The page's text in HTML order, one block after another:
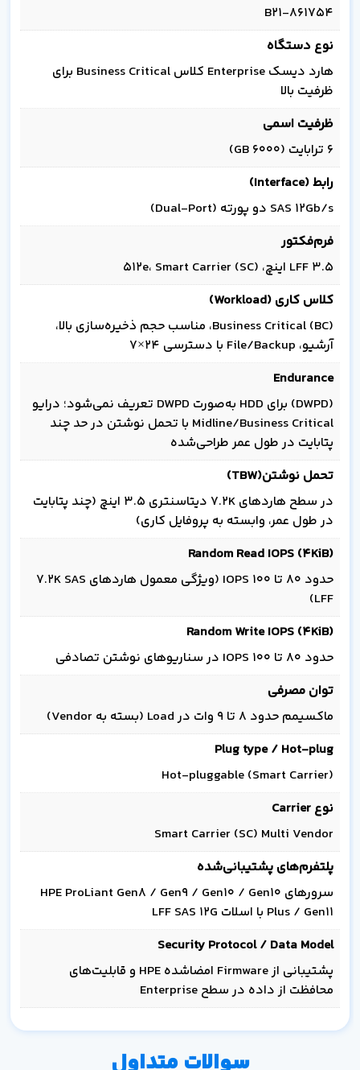
861754-B21
نوع دستگاه
هارد دیسک Enterprise کلاس Business Critical برای
ظرفیت بالا
ظرفیت اسمی
6 ترابایت (6000 GB)
رابط (Interface)
SAS 12Gb/s دو پورته (Dual-Port)
فرم‌فکتور
LFF 3.5 اینچ، 512e، Smart Carrier (SC)
کلاس کاری (Workload)
Business Critical (BC)، مناسب حجم ذخیره‌سازی بالا،
آرشیو، File/Backup با دسترسی 24×7
Endurance
(DWPD) برای HDD به‌صورت DWPD تعریف نمی‌شود؛ درایو
Midline/Business Critical با تحمل نوشتن در حد چند
پتابایت در طول عمر طراحی‌شده
تحمل نوشتن(TBW)
در سطح هاردهای 7.2K دیتاسنتری 3.5 اینچ (چند پتابایت
در طول عمر، وابسته به پروفایل کاری)
Random Read IOPS (4KiB)
حدود 80 تا 100 IOPS (ویژگی معمول هاردهای 7.2K SAS
LFF)
Random Write IOPS (4KiB)
حدود 80 تا 100 IOPS در سناریوهای نوشتن تصادفی
توان مصرفی
ماکسیمم حدود 8 تا 9 وات در Load (بسته به Vendor)
Plug type / Hot-plug
Hot-pluggable (Smart Carrier)
نوع Carrier
Smart Carrier (SC) Multi Vendor
پلتفرم‌های پشتیبانی‌شده
سرورهای HPE ProLiant Gen8 / Gen9 / Gen10 / Gen10
Plus / Gen11 با اسلات LFF SAS 12G
Security Protocol / Data Model
پشتیبانی از Firmware امضاشده HPE و قابلیت‌های
محافظت از داده در سطح Enterprise